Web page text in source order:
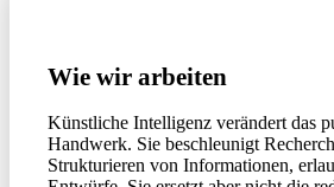
Wie wir arbeiten
Künstliche Intelligenz verändert das
Handwerk. Sie beschleunigt
Strukturieren von Informationen,